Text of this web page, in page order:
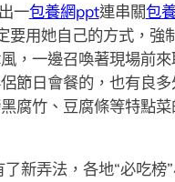
一包養網ppt連串關包
要用她自己的方式，強
，一邊召喚著現場前
節日會餐的，也有良
腐竹、豆腐條等特點
新弄法，各地“必吃榜